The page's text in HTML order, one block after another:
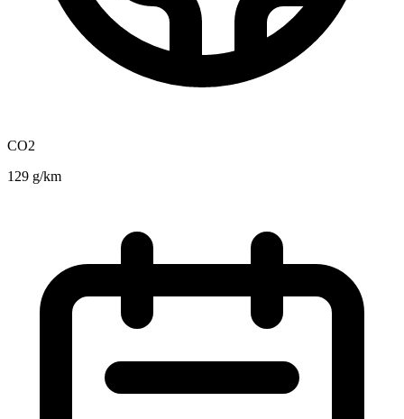
CO2
129 g/km